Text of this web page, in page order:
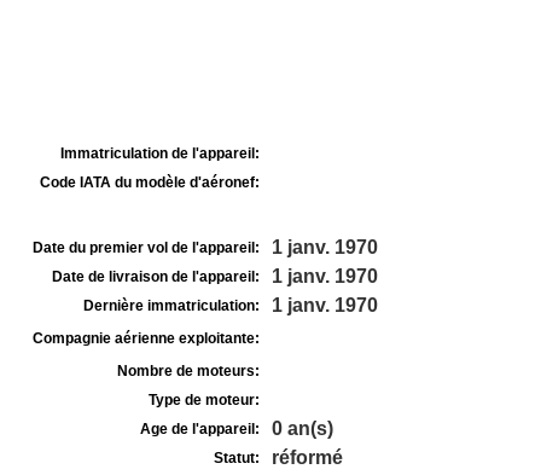
Immatriculation de l'appareil:
Code IATA du modèle d'aéronef:
Date du premier vol de l'appareil: 1 janv. 1970
Date de livraison de l'appareil: 1 janv. 1970
Dernière immatriculation: 1 janv. 1970
Compagnie aérienne exploitante:
Nombre de moteurs:
Type de moteur:
Age de l'appareil:
0 an(s)
Statut: réformé